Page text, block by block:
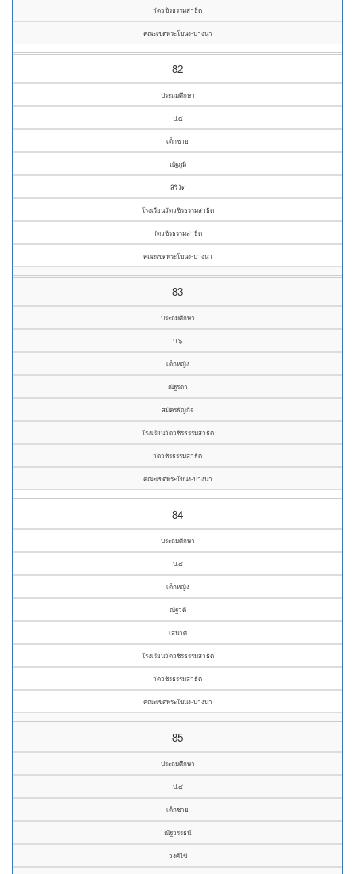
วัดวชิรธรรมสาธิต
คณะเขตพระโขนง-บางนา
82
ประถมศึกษา
ป.๔
เด็กชาย
ณัฐภูมิ
สิริวัต
โรงเรียนวัดวชิรธรรมสาธิต
วัดวชิรธรรมสาธิต
คณะเขตพระโขนง-บางนา
83
ประถมศึกษา
ป.๖
เด็กหญิง
ณัฐรดา
สมัครธัญกิจ
โรงเรียนวัดวชิรธรรมสาธิต
วัดวชิรธรรมสาธิต
คณะเขตพระโขนง-บางนา
84
ประถมศึกษา
ป.๔
เด็กหญิง
ณัฐวดี
เสนาศ
โรงเรียนวัดวชิรธรรมสาธิต
วัดวชิรธรรมสาธิต
คณะเขตพระโขนง-บางนา
85
ประถมศึกษา
ป.๔
เด็กชาย
ณัฐวรรธน์
วงศ์ไข่